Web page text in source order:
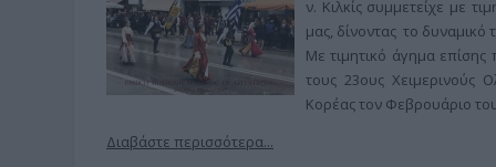
ν. Κιλκίς συμμετείχε με
μας, δίνοντας το δυναμικό
Με τιμητικό άγημα
τους 23ους Χειμερινούς
Κορέας τον Φεβρουάριο
Διαβάστε περισσότερα...